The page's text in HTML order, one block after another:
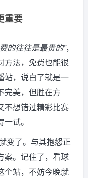
重要
的往往是最贵的”，
方法，免费也能很
站，说白了就是一
完美，但胜在方
不想错过精彩比赛
试。
变了。与其抱怨正
案。记住了，看球
个站，不妨今晚就